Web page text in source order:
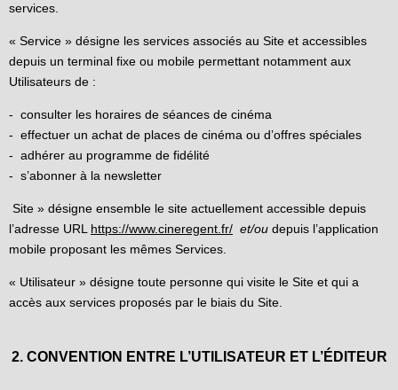
services.
« Service » désigne les services associés au Site et accessibles
depuis un terminal fixe ou mobile permettant notamment aux
Utilisateurs de :
- consulter les horaires de séances de cinéma
- effectuer un achat de places de cinéma ou d’offres spéciales
- adhérer au programme de fidélité
- s’abonner à la newsletter
Site » désigne ensemble le site actuellement accessible depuis
l’adresse URL https://www.cineregent.fr/ et/ou depuis l’application
mobile proposant les mêmes Services.
« Utilisateur » désigne toute personne qui visite le Site et qui a
accès aux services proposés par le biais du Site.
2. CONVENTION ENTRE L’UTILISATEUR ET L’ÉDITEUR